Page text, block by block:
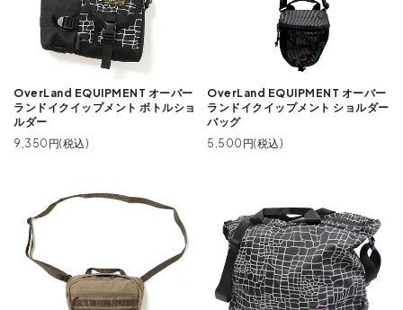
OverLand EQUIPMENT オーバー
ランドイクイップメント ボトルショ
ルダー
9,350円(税込)
OverLand EQUIPMENT オーバー
ランドイクイップメント ショルダー
バッグ
5,500円(税込)